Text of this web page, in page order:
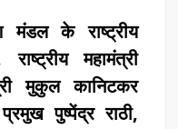
मंडल के राष्ट्रीय
राष्ट्रीय महामंत्री
मुकुल कानिटकर
पुष्पेंद्र राठी,